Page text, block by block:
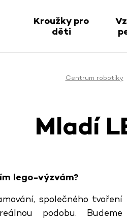
Kroužky pro
děti
Centrum robotiky
Mladí
lego-výzvám?
společného tvoření
podobu. Budeme